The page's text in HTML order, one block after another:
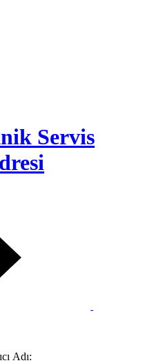
Servis
Adı: